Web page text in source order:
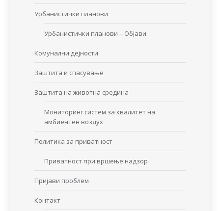
Урбанистички планови
Урбанистички планови – Објави
Комунални дејности
Заштита и спасување
Заштита на животна средина
Мониторинг систем за квалитет на
амбиентен воздух
Политика за приватност
Приватност при вршење надзор
Пријави проблем
Контакт